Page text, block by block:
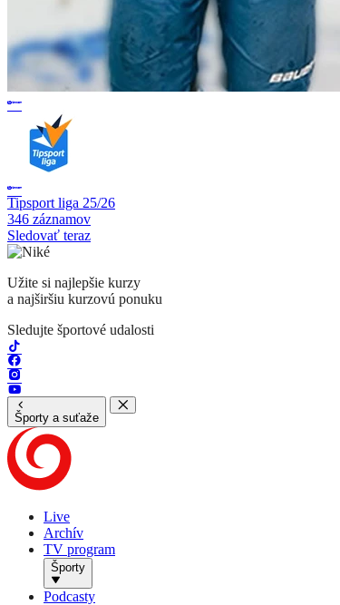
Tipsport liga 25/26
346 záznamov
Sledovať teraz
Užite si najlepšie kurzy
a najširšiu kurzovú ponuku
Sledujte športové udalosti
Športy a suťaže
Live
Archív
TV program
Športy
Podcasty